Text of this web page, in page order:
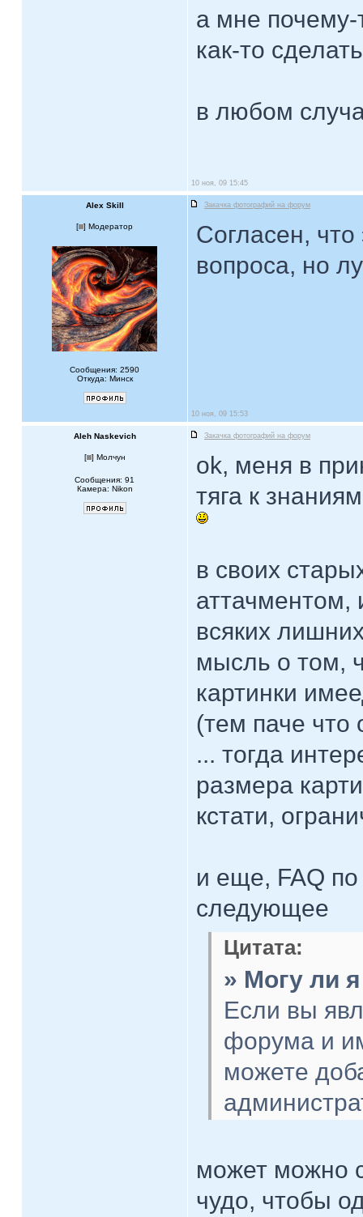
а мне почему-
как-то
в любом
10 ноя, 09 15:45
Alex Skill Закачка фотографий на форум
[ ] Модератор
Сообщения: 2590
Откуда: Минск
Согласен,
вопроса, но
10 ноя, 09 15:53
Aleh Naskevich Закачка фотографий на форум
[ ] Молчун
Сообщения: 91
Камера: Nikon
ok, меня в
тяга к
в своих
аттачментом,
всяких
мысль о том,
картинки
(тем паче
... тогда
размера
кстати,
и еще, FAQ
следующее
Цитата:
» Могу ли
Если вы
форума и
можете
может можно
чудо, чтобы